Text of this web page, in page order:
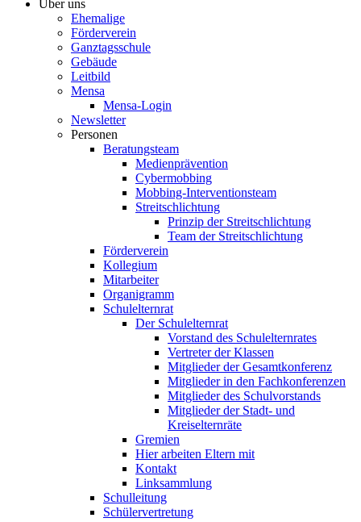
Über uns
Ehemalige
Förderverein
Ganztagsschule
Gebäude
Leitbild
Mensa
Mensa-Login
Newsletter
Personen
Beratungsteam
Medienprävention
Cybermobbing
Mobbing-Interventionsteam
Streitschlichtung
Prinzip der Streitschlichtung
Team der Streitschlichtung
Förderverein
Kollegium
Mitarbeiter
Organigramm
Schulelternrat
Der Schulelternrat
Vorstand des Schulelternrates
Vertreter der Klassen
Mitglieder der Gesamtkonferenz
Mitglieder in den Fachkonferenzen
Mitglieder des Schulvorstands
Mitglieder der Stadt- und
Kreiselternräte
Gremien
Hier arbeiten Eltern mit
Kontakt
Linksammlung
Schulleitung
Schülervertretung